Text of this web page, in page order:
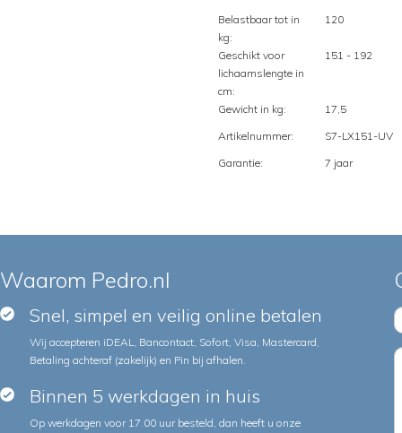
Belastbaar tot in
kg:
120
Geschikt voor
lichaamslengte in
cm:
151 - 192
Gewicht in kg:
17,5
Artikelnummer:
S7-LX151-UV
Garantie:
7 jaar
Waarom Pedro.nl
Snel, simpel en veilig online betalen
Wij accepteren iDEAL, Bancontact, Sofort, Visa, Mastercard,
Betaling achteraf (zakelijk) en Pin bij afhalen.
Binnen 5 werkdagen in huis
Op werkdagen voor 17.00 uur besteld, dan heeft u onze